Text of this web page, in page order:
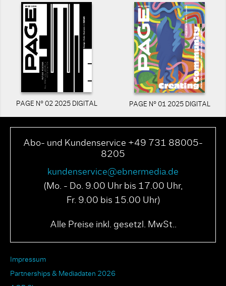
PAGE N° 02 2025 DIGITAL PAGE N° 01 2025 DIGITAL
Abo- und Kundenservice +49 731 88005-
8205
kundenservice@ebnermedia.de
(Mo. - Do. 9.00 Uhr bis 17.00 Uhr,
Fr. 9.00 bis 15.00 Uhr)
Alle Preise inkl. gesetzl. MwSt..
Impressum
Partnerships & Mediadaten 2026